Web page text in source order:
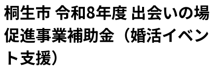
桐生市 令和8年度 出会いの場
促進事業補助金（婚活イベン
ト支援）